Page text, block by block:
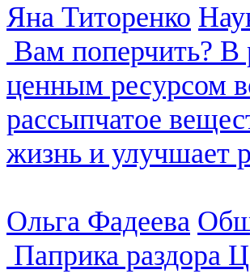
Яна Титоренко
Вам поперчить? В
ценным ресурсом
рассыпчатое
жизнь и улучшает
Ольга Фадеева
Паприка раздора